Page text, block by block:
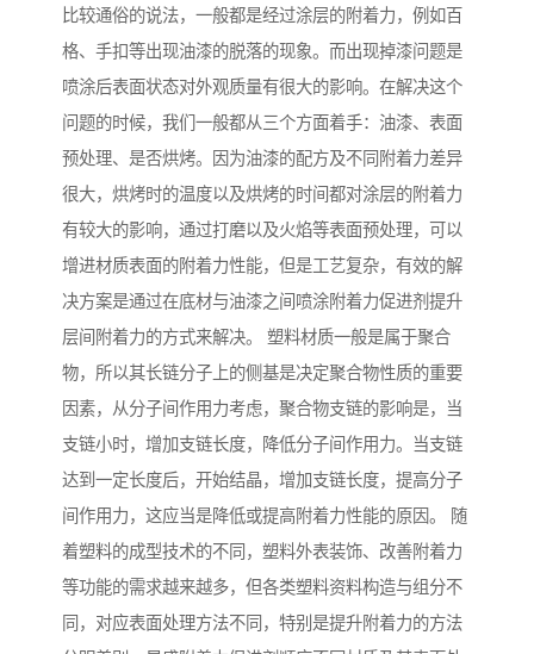
比较通俗的说法，一般都是经过涂层的附着力，例如百
格、手扣等出现油漆的脱落的现象。而出现掉漆问题是
喷涂后表面状态对外观质量有很大的影响。在解决这个
问题的时候，我们一般都从三个方面着手：油漆、表面
预处理、是否烘烤。因为油漆的配方及不同附着力差异
很大，烘烤时的温度以及烘烤的时间都对涂层的附着力
有较大的影响，通过打磨以及火焰等表面预处理，可以
增进材质表面的附着力性能，但是工艺复杂，有效的解
决方案是通过在底材与油漆之间喷涂附着力促进剂提升
层间附着力的方式来解决。 塑料材质一般是属于聚合
物，所以其长链分子上的侧基是决定聚合物性质的重要
因素，从分子间作用力考虑，聚合物支链的影响是，当
支链小时，增加支链长度，降低分子间作用力。当支链
达到一定长度后，开始结晶，增加支链长度，提高分子
间作用力，这应当是降低或提高附着力性能的原因。 随
着塑料的成型技术的不同，塑料外表装饰、改善附着力
等功能的需求越来越多，但各类塑料资料构造与组分不
同，对应表面处理方法不同，特别是提升附着力的方法